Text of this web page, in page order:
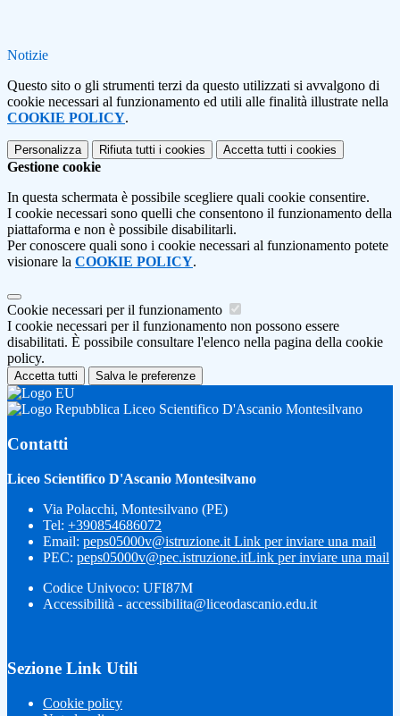
Notizie
Questo sito o gli strumenti terzi da questo utilizzati si avvalgono di
cookie necessari al funzionamento ed utili alle finalità illustrate nella
COOKIE POLICY.
Personalizza Rifiuta tutti i cookies Accetta tutti i cookies
Gestione cookie
In questa schermata è possibile scegliere quali cookie consentire.
I cookie necessari sono quelli che consentono il funzionamento della
piattaforma e non è possibile disabilitarli.
Per conoscere quali sono i cookie necessari al funzionamento potete
visionare la COOKIE POLICY.
Cookie necessari per il funzionamento
I cookie necessari per il funzionamento non possono essere
disabilitati. È possibile consultare l'elenco nella pagina della cookie
policy.
Accetta tutti Salva le preferenze
Liceo Scientifico D'Ascanio Montesilvano
Contatti
Liceo Scientifico D'Ascanio Montesilvano
Via Polacchi, Montesilvano (PE)
Tel: +390854686072
Email: peps05000v@istruzione.it Link per inviare una mail
PEC: peps05000v@pec.istruzione.itLink per inviare una mail
Codice Univoco: UFI87M
Accessibilità - accessibilita@liceodascanio.edu.it
Sezione Link Utili
Cookie policy